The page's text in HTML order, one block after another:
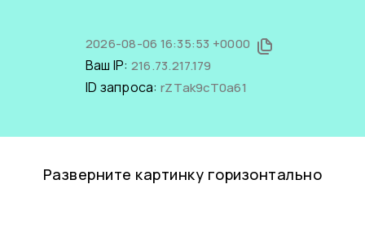
2026-08-06 16:35:53 +0000
Ваш IP: 216.73.217.179
ID запроса: rZTak9cT0a61
Разверните картинку горизонтально